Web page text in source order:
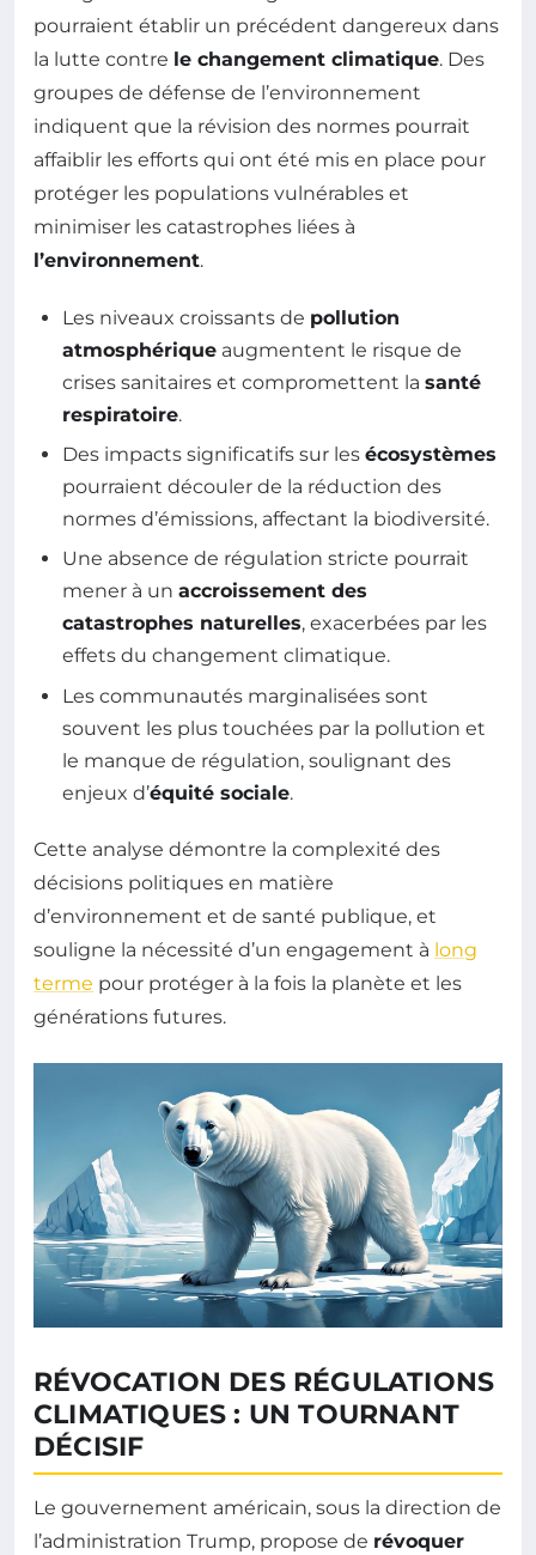
pourraient établir un précédent dangereux dans
la lutte contre le changement climatique. Des
groupes de défense de l’environnement
indiquent que la révision des normes pourrait
affaiblir les efforts qui ont été mis en place pour
protéger les populations vulnérables et
minimiser les catastrophes liées à
l’environnement.
Les niveaux croissants de pollution
atmosphérique augmentent le risque de
crises sanitaires et compromettent la santé
respiratoire.
Des impacts significatifs sur les écosystèmes
pourraient découler de la réduction des
normes d’émissions, affectant la biodiversité.
Une absence de régulation stricte pourrait
mener à un accroissement des
catastrophes naturelles, exacerbées par les
effets du changement climatique.
Les communautés marginalisées sont
souvent les plus touchées par la pollution et
le manque de régulation, soulignant des
enjeux d’équité sociale.
Cette analyse démontre la complexité des
décisions politiques en matière
d’environnement et de santé publique, et
souligne la nécessité d’un engagement à long
terme pour protéger à la fois la planète et les
générations futures.
RÉVOCATION DES RÉGULATIONS
CLIMATIQUES : UN TOURNANT
DÉCISIF
Le gouvernement américain, sous la direction de
l’administration Trump, propose de révoquer